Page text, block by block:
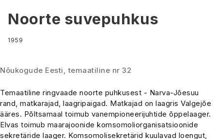
Noorte suvepuhkus
1959
Nõukogude Eesti, temaatiline nr 32
Temaatiline ringvaade noorte puhkusest - Narva-Jõesuu
rand, matkarajad, laagripaigad. Matkajad on laagris Valgejõe
ääres. Põltsamaal toimub vanempioneerijuhtide õppelaager.
Elvas toimub maarajoonide komsomoliorganisatsioonide
sekretäride laager. Komsomolisekretärid kuulavad loengut,